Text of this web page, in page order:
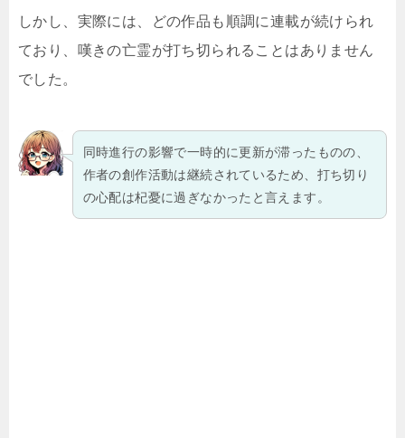
しかし、実際には、どの作品も順調に連載が続けられ
ており、嘆きの亡霊が打ち切られることはありません
でした。
同時進行の影響で一時的に更新が滞ったものの、
作者の創作活動は継続されているため、打ち切り
の心配は杞憂に過ぎなかったと言えます。